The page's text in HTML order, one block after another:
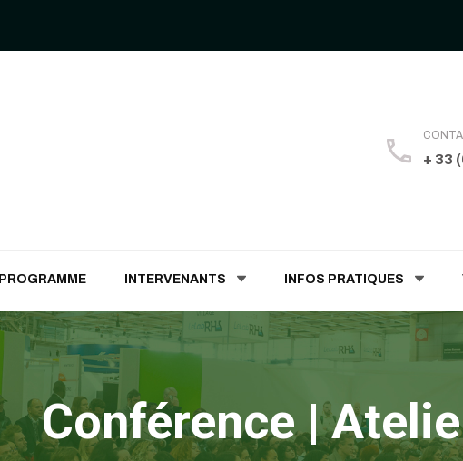
+ 33
PROGRAMME INTERVENANTS INFOS PRATIQUES
Conférence |